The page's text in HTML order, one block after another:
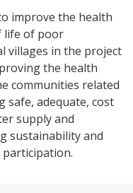
improve the health
life of poor
villages in the project
the health
communities related
safe, adequate, cost
supply and
sustainability and